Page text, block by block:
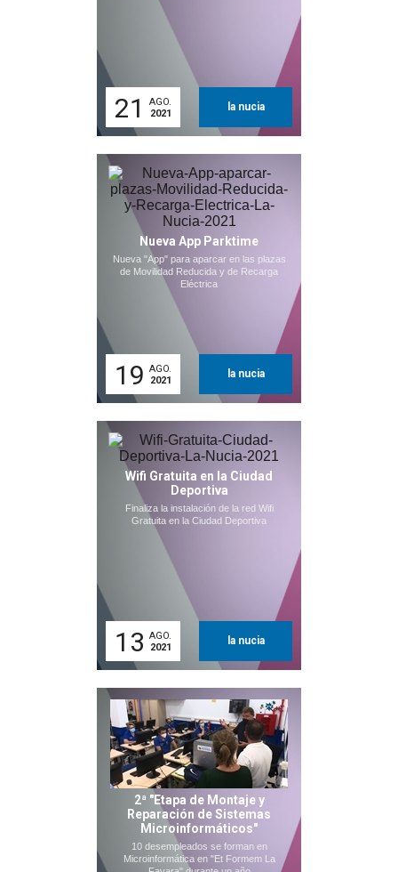
21
AGO.
2021
la nucia
Nueva App Parktime
Nueva "App" para aparcar en las plazas
de Movilidad Reducida y de Recarga
Eléctrica
19 AGO.
2021
la nucia
Wifi Gratuita en la Ciudad
Deportiva
Finaliza la instalación de la red Wifi
Gratuita en la Ciudad Deportiva
13 AGO.
2021
la nucia
2ª "Etapa de Montaje y
Reparación de Sistemas
Microinformáticos"
10 desempleados se forman en
Microinformática en "Et Formem La